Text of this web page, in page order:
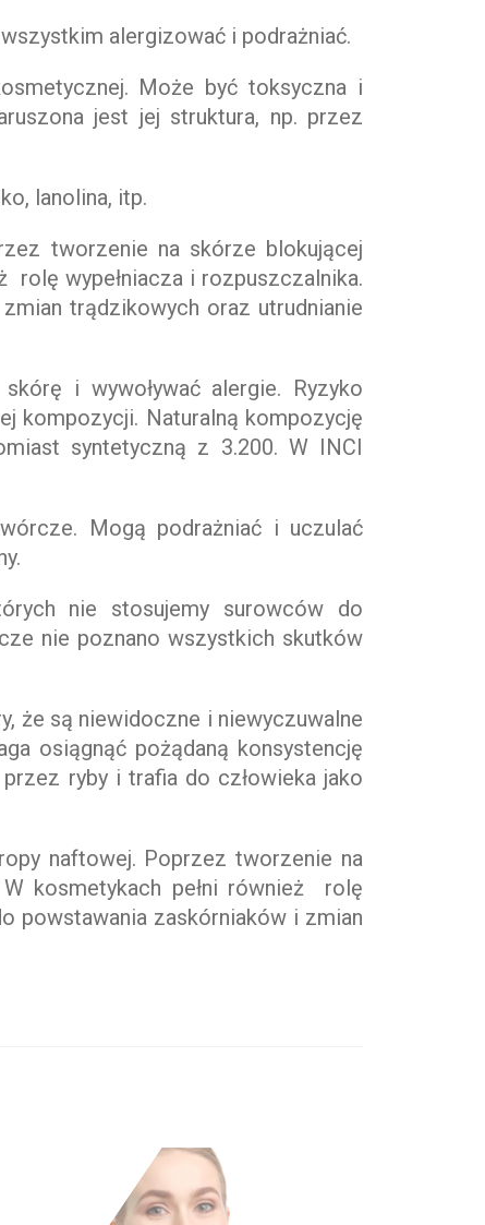
alergizować i podrażniać.
Może być toksyczna i
jest jej struktura, np. przez
lanolina, itp.
tworzenie na skórze blokującej
rolę wypełniacza i rozpuszczalnika.
trądzikowych oraz utrudnianie
i wywoływać alergie. Ryzyko
kompozycji. Naturalną kompozycję
syntetyczną z 3.200. W INCI
Mogą podrażniać i uczulać
nie stosujemy surowców do
nie poznano wszystkich skutków
że są niewidoczne i niewyczuwalne
osiągnąć pożądaną konsystencję
ryby i trafia do człowieka jako
naftowej. Poprzez tworzenie na
kosmetykach pełni również rolę
powstawania zaskórniaków i zmian